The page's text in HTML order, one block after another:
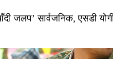
जलप’ सार्वजनिक, एसडी